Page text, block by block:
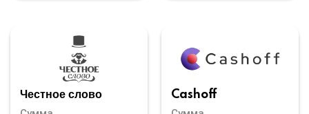
Честное слово
Cashoff